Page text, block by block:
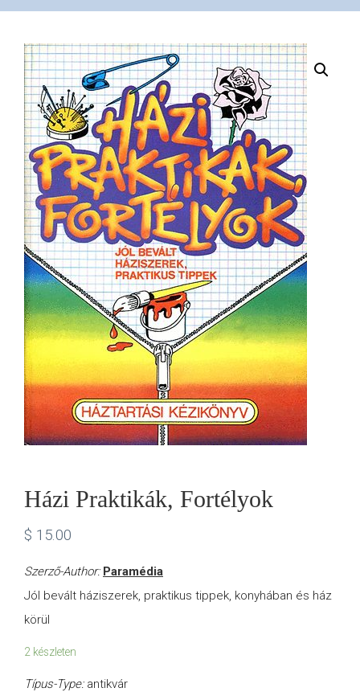
SHOP
KAPCSOLAT
CONTACT
US
Házi Praktikák, Fortélyok
$ 15.00
Szerző-Author: Paramédia
Jól bevált háziszerek, praktikus tippek, konyhában és ház
körül
2 készleten
Típus-Type: antikvár